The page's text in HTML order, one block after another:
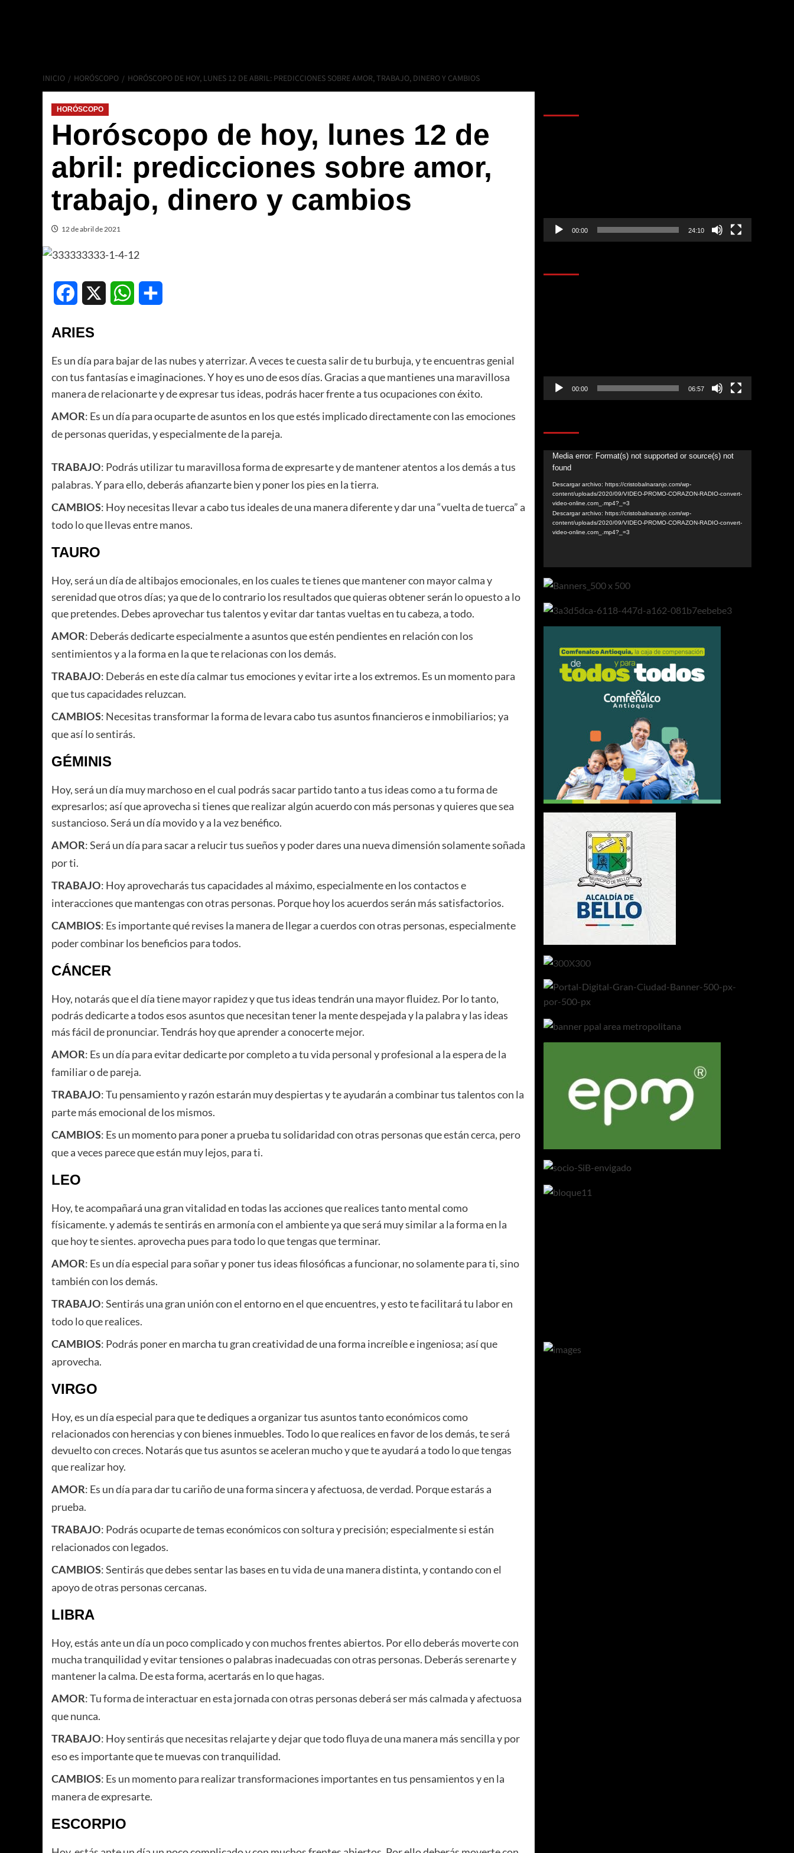
INICIO HORÓSCOPO HORÓSCOPO DE HOY, LUNES 12 DE ABRIL: PREDICCIONES SOBRE AMOR, TRABAJO, DINERO Y CAMBIOS
HORÓSCOPO
Horóscopo de hoy, lunes 12 de
abril: predicciones sobre amor,
trabajo, dinero y cambios
12 de abril de 2021
Facebook WhatsApp
ARIES
Es un día para bajar de las nubes y aterrizar. A veces te cuesta salir de tu burbuja, y te encuentras genial
con tus fantasías e imaginaciones. Y hoy es uno de esos días. Gracias a que mantienes una maravillosa
manera de relacionarte y de expresar tus ideas, podrás hacer frente a tus ocupaciones con éxito.
AMOR: Es un día para ocuparte de asuntos en los que estés implicado directamente con las emociones
de personas queridas, y especialmente de la pareja.
TRABAJO: Podrás utilizar tu maravillosa forma de expresarte y de mantener atentos a los demás a tus
palabras. Y para ello, deberás afianzarte bien y poner los pies en la tierra.
CAMBIOS: Hoy necesitas llevar a cabo tus ideales de una manera diferente y dar una “vuelta de tuerca” a
todo lo que llevas entre manos.
TAURO
Hoy, será un día de altibajos emocionales, en los cuales te tienes que mantener con mayor calma y
serenidad que otros días; ya que de lo contrario los resultados que quieras obtener serán lo opuesto a lo
que pretendes. Debes aprovechar tus talentos y evitar dar tantas vueltas en tu cabeza, a todo.
AMOR: Deberás dedicarte especialmente a asuntos que estén pendientes en relación con los
sentimientos y a la forma en la que te relacionas con los demás.
TRABAJO: Deberás en este día calmar tus emociones y evitar irte a los extremos. Es un momento para
que tus capacidades reluzcan.
CAMBIOS: Necesitas transformar la forma de levara cabo tus asuntos financieros e inmobiliarios; ya
que así lo sentirás.
GÉMINIS
Hoy, será un día muy marchoso en el cual podrás sacar partido tanto a tus ideas como a tu forma de
expresarlos; así que aprovecha si tienes que realizar algún acuerdo con más personas y quieres que sea
sustancioso. Será un día movido y a la vez benéfico.
AMOR: Será un día para sacar a relucir tus sueños y poder dares una nueva dimensión solamente soñada
por ti.
TRABAJO: Hoy aprovecharás tus capacidades al máximo, especialmente en los contactos e
interacciones que mantengas con otras personas. Porque hoy los acuerdos serán más satisfactorios.
CAMBIOS: Es importante qué revises la manera de llegar a cuerdos con otras personas, especialmente
poder combinar los beneficios para todos.
CÁNCER
Hoy, notarás que el día tiene mayor rapidez y que tus ideas tendrán una mayor fluidez. Por lo tanto,
podrás dedicarte a todos esos asuntos que necesitan tener la mente despejada y la palabra y las ideas
más fácil de pronunciar. Tendrás hoy que aprender a conocerte mejor.
AMOR: Es un día para evitar dedicarte por completo a tu vida personal y profesional a la espera de la
familiar o de pareja.
TRABAJO: Tu pensamiento y razón estarán muy despiertas y te ayudarán a combinar tus talentos con la
parte más emocional de los mismos.
CAMBIOS: Es un momento para poner a prueba tu solidaridad con otras personas que están cerca, pero
que a veces parece que están muy lejos, para ti.
LEO
Hoy, te acompañará una gran vitalidad en todas las acciones que realices tanto mental como
físicamente. y además te sentirás en armonía con el ambiente ya que será muy similar a la forma en la
que hoy te sientes. aprovecha pues para todo lo que tengas que terminar.
AMOR: Es un día especial para soñar y poner tus ideas filosóficas a funcionar, no solamente para ti, sino
también con los demás.
TRABAJO: Sentirás una gran unión con el entorno en el que encuentres, y esto te facilitará tu labor en
todo lo que realices.
CAMBIOS: Podrás poner en marcha tu gran creatividad de una forma increíble e ingeniosa; así que
aprovecha.
VIRGO
Hoy, es un día especial para que te dediques a organizar tus asuntos tanto económicos como
relacionados con herencias y con bienes inmuebles. Todo lo que realices en favor de los demás, te será
devuelto con creces. Notarás que tus asuntos se aceleran mucho y que te ayudará a todo lo que tengas
que realizar hoy.
AMOR: Es un día para dar tu cariño de una forma sincera y afectuosa, de verdad. Porque estarás a
prueba.
TRABAJO: Podrás ocuparte de temas económicos con soltura y precisión; especialmente si están
relacionados con legados.
CAMBIOS: Sentirás que debes sentar las bases en tu vida de una manera distinta, y contando con el
apoyo de otras personas cercanas.
LIBRA
Hoy, estás ante un día un poco complicado y con muchos frentes abiertos. Por ello deberás moverte con
mucha tranquilidad y evitar tensiones o palabras inadecuadas con otras personas. Deberás serenarte y
mantener la calma. De esta forma, acertarás en lo que hagas.
AMOR: Tu forma de interactuar en esta jornada con otras personas deberá ser más calmada y afectuosa
que nunca.
TRABAJO: Hoy sentirás que necesitas relajarte y dejar que todo fluya de una manera más sencilla y por
eso es importante que te muevas con tranquilidad.
CAMBIOS: Es un momento para realizar transformaciones importantes en tus pensamientos y en la
manera de expresarte.
ESCORPIO
00:00 24:10
00:00 06:57
Reproductor
vídeo
Media error: Format(s) not supported or source(s) not
found
Descargar archivo: https://cristobalnaranjo.com/wp-
content/uploads/2020/09/VIDEO-PROMO-CORAZON-RADIO-convert-
video-online.com_.mp4?_=3
Descargar archivo: https://cristobalnaranjo.com/wp-
content/uploads/2020/09/VIDEO-PROMO-CORAZON-RADIO-convert-
video-online.com_.mp4?_=3